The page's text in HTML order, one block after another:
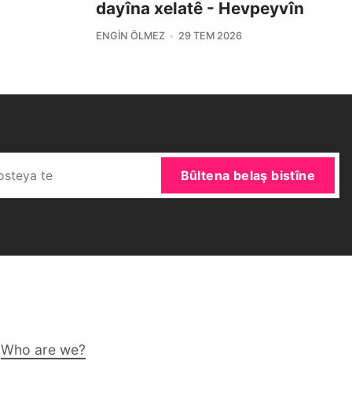
dayîna xelatê - Hevpeyvîn
ENGIN ÖLMEZ 29 TEM 2026
Bûltena belaş bistîne
Who are we?